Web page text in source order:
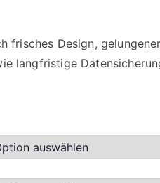
Design,
langfristige